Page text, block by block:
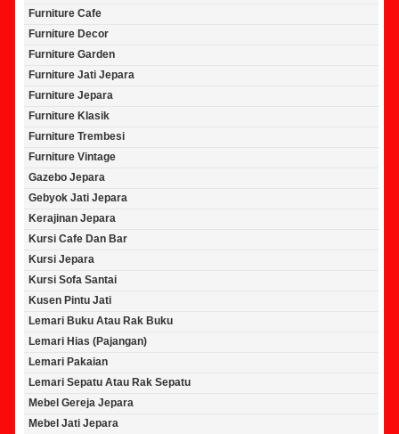
Furniture Cafe
Furniture Decor
Furniture Garden
Furniture Jati Jepara
Furniture Jepara
Furniture Klasik
Furniture Trembesi
Furniture Vintage
Gazebo Jepara
Gebyok Jati Jepara
Kerajinan Jepara
Kursi Cafe Dan Bar
Kursi Jepara
Kursi Sofa Santai
Kusen Pintu Jati
Lemari Buku Atau Rak Buku
Lemari Hias (Pajangan)
Lemari Pakaian
Lemari Sepatu Atau Rak Sepatu
Mebel Gereja Jepara
Mebel Jati Jepara